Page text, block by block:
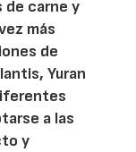
de carne y
más
de
Yuran
a las
y